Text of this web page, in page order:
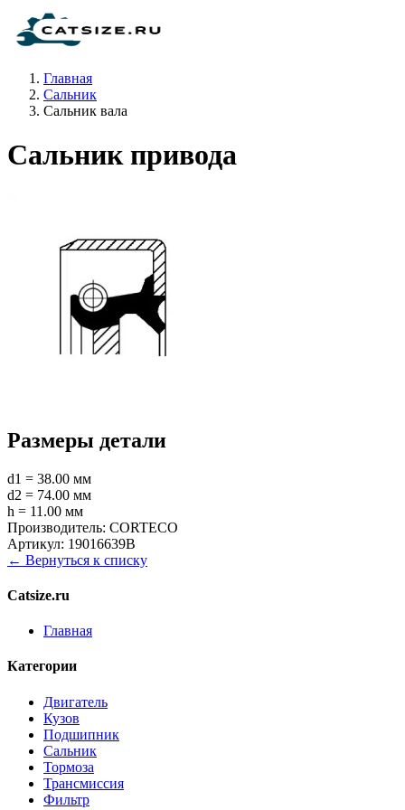
Главная
Сальник
Сальник вала
Сальник привода
Размеры детали
d1 = 38.00 мм
d2 = 74.00 мм
h = 11.00 мм
Производитель: CORTECO
Артикул: 19016639B
← Вернуться к списку
Catsize.ru
Главная
Категории
Двигатель
Кузов
Подшипник
Сальник
Тормоза
Трансмиссия
Фильтр